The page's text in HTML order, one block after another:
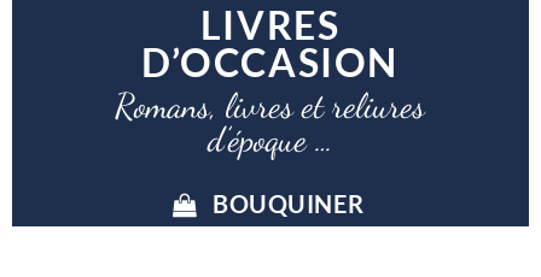
LIVRES
D’OCCASION
Romans, livres et reliures
d’époque …
BOUQUINER